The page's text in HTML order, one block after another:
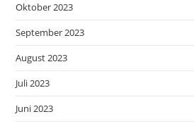
Oktober 2023
September 2023
August 2023
Juli 2023
Juni 2023